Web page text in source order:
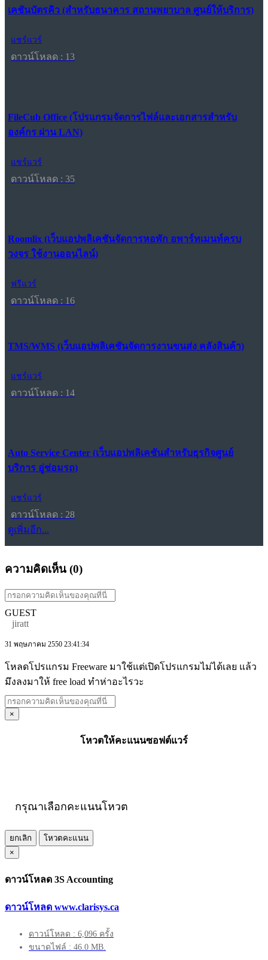
เคชันบัตรคิว (สำหรับธนาคาร สถานพยาบาล ศูนย์ให้บริการ)
แชร์แวร์
ดาวน์โหลด : 13
FileCub Office (โปรแกรมจัดการไฟล์และเอกสารสำหรับ
องค์กร ผ่าน LAN)
แชร์แวร์
ดาวน์โหลด : 35
Roomlix (เว็บแอปพลิเคชันจัดการหอพัก อพาร์ทเมนท์ครบ
วงจร ใช้งานออนไลน์)
ฟรีแวร์
ดาวน์โหลด : 16
TMS/WMS (เว็บแอปพลิเคชันจัดการงานขนส่ง คลังสินค้า)
แชร์แวร์
ดาวน์โหลด : 14
Auto Service Center (เว็บแอปพลิเคชันสำหรับธุรกิจศูนย์
บริการ อู่ซ่อมรถ)
แชร์แวร์
ดาวน์โหลด : 28
ดูเพิ่มอีก...
ความคิดเห็น (0)
GUEST
jiratt
31 พฤษภาคม 2550 23:41:34
โหลดโปรแกรม Freeware มาใช้แต่เปิดโปรแกรมไม่ได้เลย แล้ว
มึงลงมาให้ free load ทำห่าอะไรวะ
×
โหวตให้คะแนนซอฟต์แวร์
กรุณาเลือกคะแนนโหวต
ยกเลิก
โหวตคะแนน
×
ดาวน์โหลด 3S Accounting
ดาวน์โหลด www.clarisys.ca
ดาวน์โหลด : 6,096 ครั้ง
ขนาดไฟล์ : 46.0 MB.